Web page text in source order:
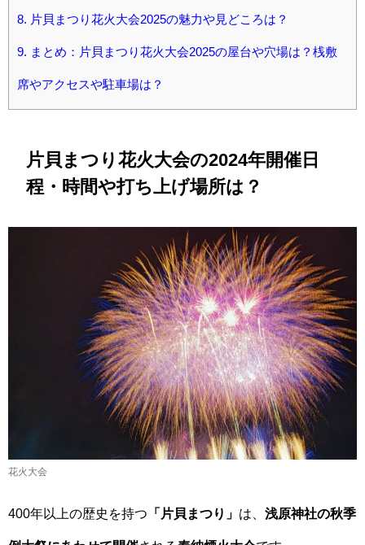
8. 片貝まつり花火大会2025の魅力や見どころは？
9. まとめ：片貝まつり花火大会2025の屋台や穴場は？桟敷
席やアクセスや駐車場は？
片貝まつり花火大会の2024年開催日
程・時間や打ち上げ場所は？
花火大会
400年以上の歴史を持つ 「片貝まつり」 は、 浅原神社の秋季